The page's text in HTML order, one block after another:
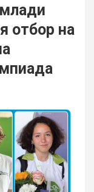
отбор на